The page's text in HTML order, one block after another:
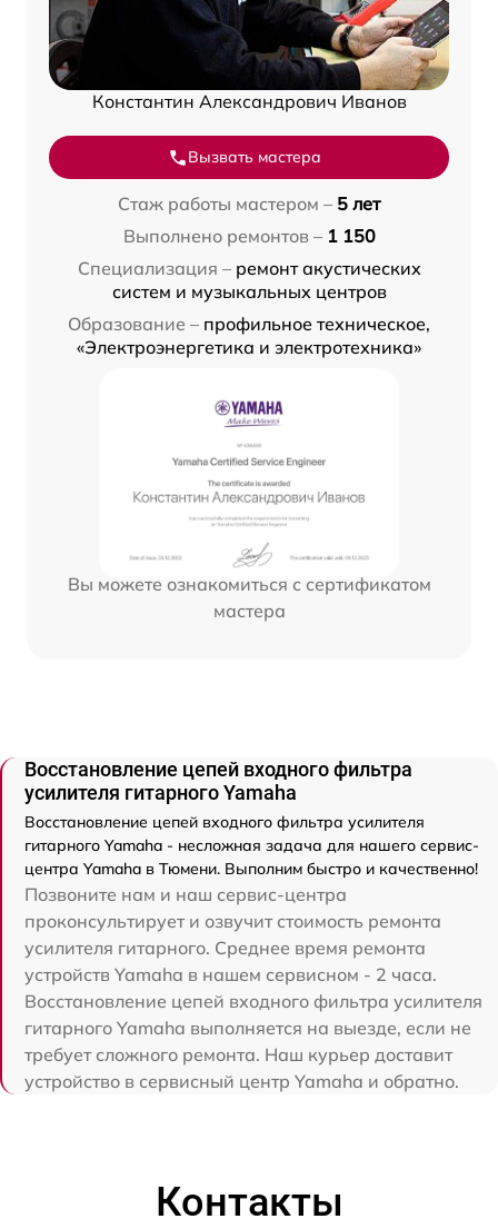
Константин Александрович Иванов
Вызвать мастера
Стаж работы мастером – 5 лет
Выполнено ремонтов – 1 150
Специализация – ремонт акустических
систем и музыкальных центров
Образование – профильное техническое,
«Электроэнергетика и электротехника»
Вы можете ознакомиться с сертификатом
мастера
Восстановление цепей входного фильтра
усилителя гитарного Yamaha
Восстановление цепей входного фильтра усилителя
гитарного Yamaha - несложная задача для нашего сервис-
центра Yamaha в Тюмени. Выполним быстро и качественно!
Позвоните нам и наш сервис-центра
проконсультирует и озвучит стоимость ремонта
усилителя гитарного. Среднее время ремонта
устройств Yamaha в нашем сервисном - 2 часа.
Восстановление цепей входного фильтра усилителя
гитарного Yamaha выполняется на выезде, если не
требует сложного ремонта. Наш курьер доставит
устройство в сервисный центр Yamaha и обратно.
Контакты